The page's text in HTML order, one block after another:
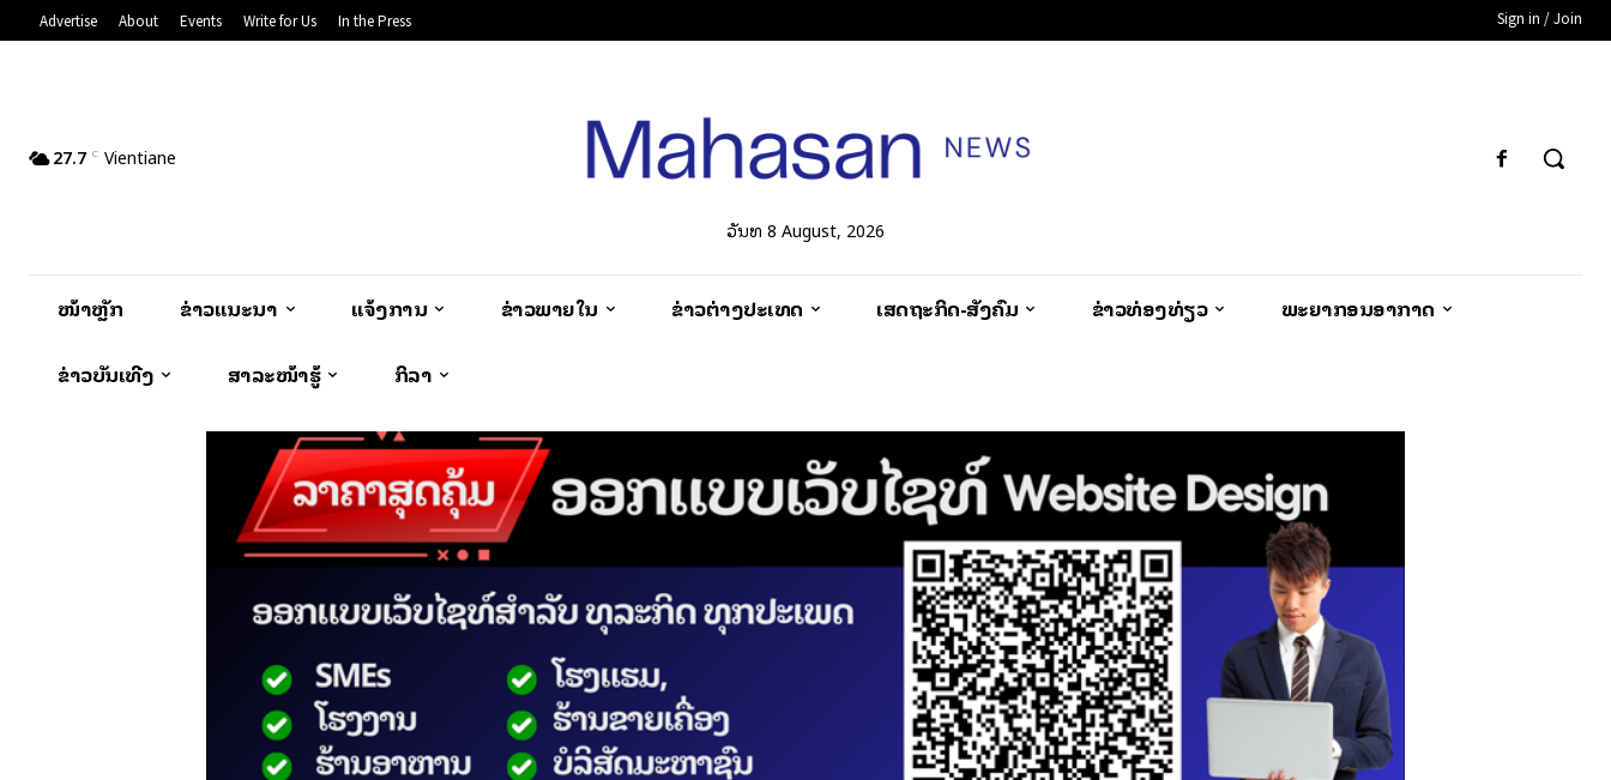
Advertise About Events Write for Us In the Press Sign in / Join
27.7 C Vientiane
ວັນທີ 8 August, 2026
ໜ້າຫຼັກ ຂ່າວແນະນຳ ແຈ້ງການ ຂ່າວພາຍໃນ ຂ່າວຕ່າງປະເທດ ເສດຖະກິດ-ສັງຄົມ ຂ່າວທ່ອງທ່ຽວ ພະຍາກອນອາກາດ
ຂ່າວບັນເທີງ ສາລະໜ້າຮູ້ ກິລາ